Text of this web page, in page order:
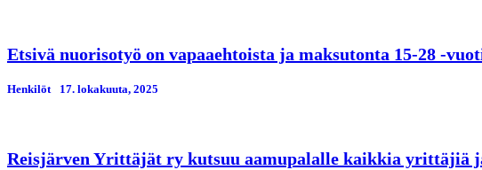
Etsivä nuorisotyö on vapaaehtoista ja maksutonta 15-28 -
Henkilöt 17. lokakuuta, 2025
Reisjärven Yrittäjät ry kutsuu aamupalalle kaikkia yrittäjiä